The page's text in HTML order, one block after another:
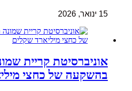
15 ינואר, 2026
אוניברסיטת קריית
בהשקעה של כחצי